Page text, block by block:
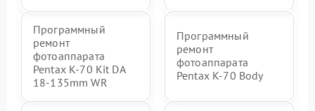
Программный
ремонт
фотоаппарата
Pentax K-70 Kit DA
18-135mm WR
Программный
ремонт
фотоаппарата
Pentax K-70 Body